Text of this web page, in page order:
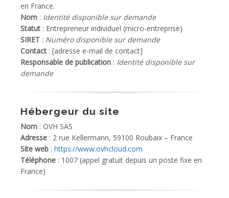
en France.
Nom : Identité disponible sur demande
Statut : Entrepreneur individuel (micro-entreprise)
SIRET : Numéro disponible sur demande
Contact : [adresse e-mail de contact]
Responsable de publication : Identité disponible sur
demande
Hébergeur du site
Nom : OVH SAS
Adresse : 2 rue Kellermann, 59100 Roubaix – France
Site web : https://www.ovhcloud.com
Téléphone : 1007 (appel gratuit depuis un poste fixe en
France)